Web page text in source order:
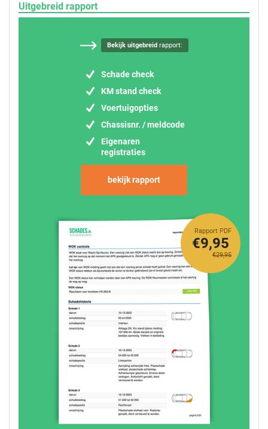
Uitgebreid rapport
Bekijk uitgebreid rapport:
Schade check
KM stand check
Voertuigopties
Chassisnr. / meldcode
Eigenaren
registraties
bekijk rapport
Rapport PDF
€29,95
€9,95